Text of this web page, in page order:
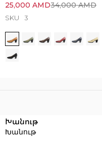
34,000AMD
25,000 AMD
SKU 3
Խանութ
Խանութ